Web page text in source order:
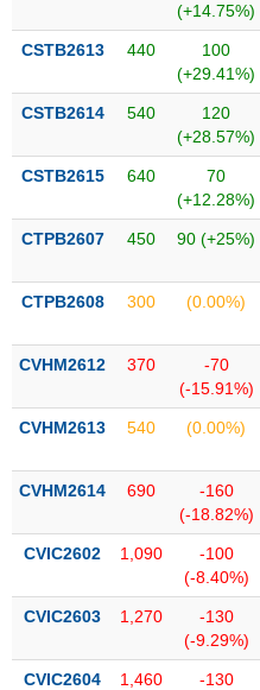
(+14.75%)
CSTB2613 440
100
(+29.41%)
CSTB2614 540
120
(+28.57%)
CSTB2615 640
70
(+12.28%)
CTPB2607 450 90 (+25%)
CTPB2608 300 (0.00%)
CVHM2612 370
-70
(-15.91%)
CVHM2613 540 (0.00%)
CVHM2614 690
-160
(-18.82%)
CVIC2602 1,090
-100
(-8.40%)
CVIC2603 1,270
-130
(-9.29%)
CVIC2604 1,460
-130
(-)
Báo
phân
tích
ngữ
(-)
Dịch
(-)
Đào
chính